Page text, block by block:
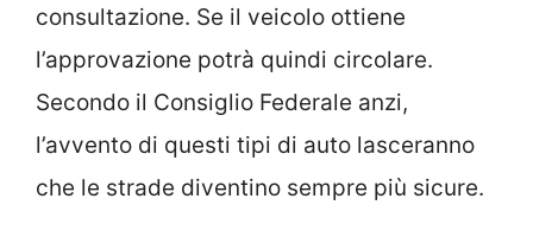
consultazione. Se il veicolo ottiene
l’approvazione potrà quindi circolare.
Secondo il Consiglio Federale anzi,
l’avvento di questi tipi di auto lasceranno
che le strade diventino sempre più sicure.